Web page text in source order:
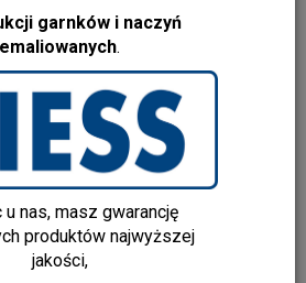
garnków i naczyń
emaliowanych.
u nas, masz gwarancję
produktów najwyższej
jakości,